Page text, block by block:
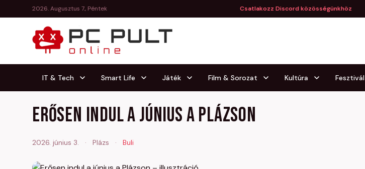
2026. Augusztus 7., Péntek Csatlakozz Discord közösségünkhöz
IT & Tech Smart Life Játék Film & Sorozat Kultúra Fesztivál
Erősen indul a június a Plázson
2026. június 3. · Plázs · Buli